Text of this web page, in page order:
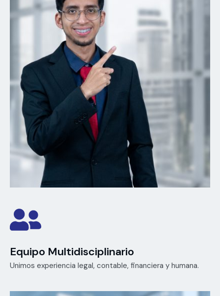
Equipo Multidisciplinario
Unimos experiencia legal, contable, financiera y humana.